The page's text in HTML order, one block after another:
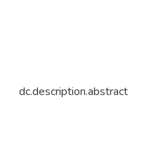
dc.description.abstract